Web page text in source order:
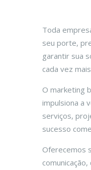
Toda
seu porte,
garantir sua
cada vez
O marketing
impulsiona a
serviços,
sucesso
Oferecemos